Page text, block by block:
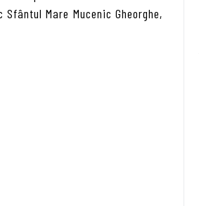
Mare Mucenic Gheorghe,